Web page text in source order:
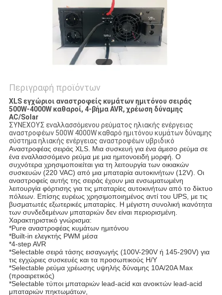
Περιγραφή προϊόντων
XLS εγχώριοι αναστροφείς κυμάτων ημιτόνου σειράς
500W-4000W καθαροί, 4-βήμα AVR, χρέωση δύναμης
AC/Solar
ΣΥΝΕΧΟΥΣ εναλλασσόμενου ρεύματος ηλιακής ενέργειας
αναστροφέων 500W 4000W καθαρό ημιτόνου κυμάτων δύναμης
σύστημα ηλιακής ενέργειας αναστροφέων υβριδικό
Αναστροφέας σειράς XLS. Μια συσκευή για ένα άμεσο ρεύμα σε
ένα εναλλασσόμενο ρεύμα με μια ημιτονοειδή μορφή. Ο
συχνότερα χρησιμοποιείται για τη λειτουργία των οικιακών
συσκευών (220 VAC) από μια μπαταρία αυτοκινήτων (12V). Οι
αναστροφείς αυτής της σειράς έχουν μια ενσωματωμένη
λειτουργία φόρτισης για τις μπαταρίες αυτοκινήτων από το δίκτυο
πόλεων. Επίσης ευρέως χρησιμοποιημένος αντί του UPS, με τις
βυσματωτές εξωτερικές μπαταρίες. Η μέγιστη συνολική ικανότητα
των συνδεδεμένων μπαταριών δεν είναι περιορισμένη.
Χαρακτηριστικό γνώρισμα:
*Pure αναστροφέας κυμάτων ημιτόνου
*Built-in ελεγκτής PWM μέσα
*4-step AVR
*Selectable σειρά τάσης εισαγωγής (100V-290V ή 145-290V) για
τις εγχώριες συσκευές και τα προσωπικούς Η/Υ
*Selectable ρεύμα χρέωσης υψηλής δύναμης 10A/20A Max
(προαιρετικός)
*Selectable τύποι μπαταριών lead-acid και ανοικτών lead-acid
μπαταριών πηκτωμάτων,